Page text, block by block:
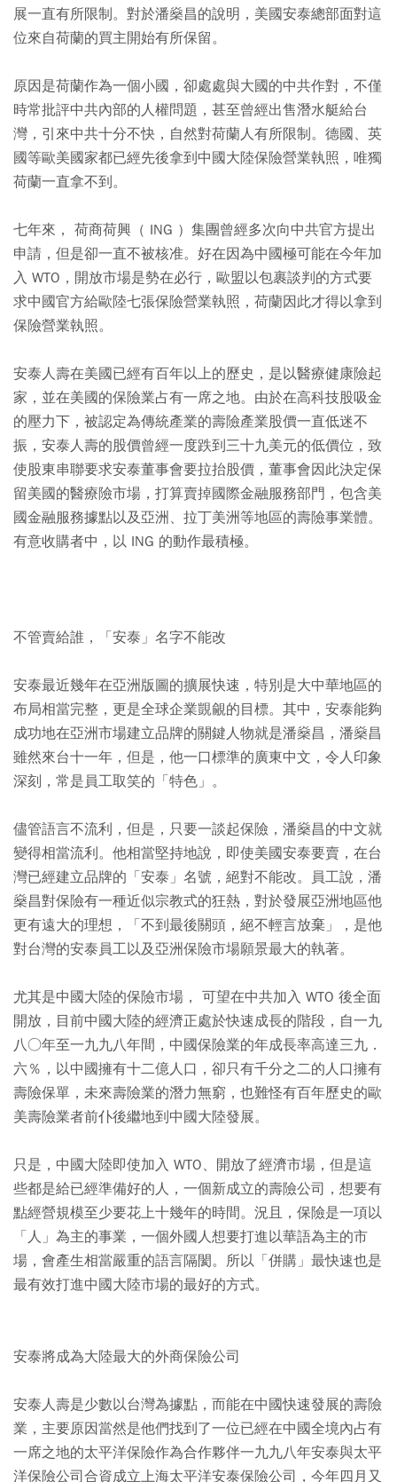
展一直有所限制。對於潘燊昌的說明，美國安泰總部面對這
位來自荷蘭的買主開始有所保留。
原因是荷蘭作為一個小國，卻處處與大國的中共作對，不僅
時常批評中共內部的人權問題，甚至曾經出售潛水艇給台
灣，引來中共十分不快，自然對荷蘭人有所限制。德國、英
國等歐美國家都已經先後拿到中國大陸保險營業執照，唯獨
荷蘭一直拿不到。
七年來， 荷商荷興（ ING ）集團曾經多次向中共官方提出
申請，但是卻一直不被核准。好在因為中國極可能在今年加
入 WTO，開放市場是勢在必行，歐盟以包裹談判的方式要
求中國官方給歐陸七張保險營業執照，荷蘭因此才得以拿到
保險營業執照。
安泰人壽在美國已經有百年以上的歷史，是以醫療健康險起
家，並在美國的保險業占有一席之地。由於在高科技股吸金
的壓力下，被認定為傳統產業的壽險產業股價一直低迷不
振，安泰人壽的股價曾經一度跌到三十九美元的低價位，致
使股東串聯要求安泰董事會要拉抬股價，董事會因此決定保
留美國的醫療險市場，打算賣掉國際金融服務部門，包含美
國金融服務據點以及亞洲、拉丁美洲等地區的壽險事業體。
有意收購者中，以 ING 的動作最積極。
不管賣給誰，「安泰」名字不能改
安泰最近幾年在亞洲版圖的擴展快速，特別是大中華地區的
布局相當完整，更是全球企業覬覦的目標。其中，安泰能夠
成功地在亞洲市場建立品牌的關鍵人物就是潘燊昌，潘燊昌
雖然來台十一年，但是，他一口標準的廣東中文，令人印象
深刻，常是員工取笑的「特色」。
儘管語言不流利，但是，只要一談起保險，潘燊昌的中文就
變得相當流利。他相當堅持地說，即使美國安泰要賣，在台
灣已經建立品牌的「安泰」名號，絕對不能改。員工說，潘
燊昌對保險有一種近似宗教式的狂熱，對於發展亞洲地區他
更有遠大的理想，「不到最後關頭，絕不輕言放棄」，是他
對台灣的安泰員工以及亞洲保險市場願景最大的執著。
尤其是中國大陸的保險市場， 可望在中共加入 WTO 後全面
開放，目前中國大陸的經濟正處於快速成長的階段，自一九
八○年至一九九八年間，中國保險業的年成長率高達三九．
六％，以中國擁有十二億人口，卻只有千分之二的人口擁有
壽險保單，未來壽險業的潛力無窮，也難怪有百年歷史的歐
美壽險業者前仆後繼地到中國大陸發展。
只是，中國大陸即使加入 WTO、開放了經濟市場，但是這
些都是給已經準備好的人，一個新成立的壽險公司，想要有
點經營規模至少要花上十幾年的時間。況且，保險是一項以
「人」為主的事業，一個外國人想要打進以華語為主的市
場，會產生相當嚴重的語言隔閡。所以「併購」最快速也是
最有效打進中國大陸市場的最好的方式。
安泰將成為大陸最大的外商保險公司
安泰人壽是少數以台灣為據點，而能在中國快速發展的壽險
業，主要原因當然是他們找到了一位已經在中國全境內占有
一席之地的太平洋保險作為合作夥伴一九九八年安泰與太平
洋保險公司合資成立上海太平洋安泰保險公司，今年四月又